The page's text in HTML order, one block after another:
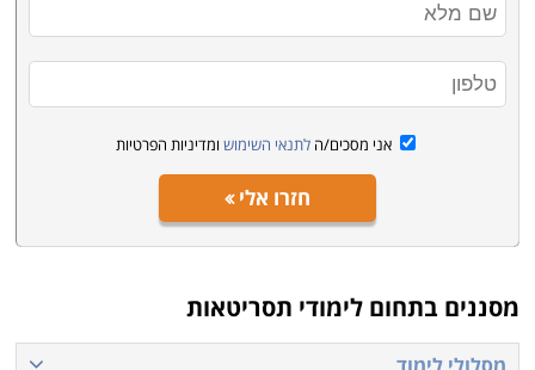
למי זה מתאים
הקורסים מיועדים למי שיודע ואוהב לכתוב, ורוצה לדעת
ולהתמקצע בכתיבת תסריטים. כשרון כתיבה הוא תנאי
הכרחי אך לא מספיק למי שרוצה להיות תסריטאי. לא כל מי
שיודע לכתוב ברכות מחורזות לאירועים או נאומים מרשימים,
יכול להצליח בכתיבה לתחום. עליו ללמוד בכדי להכיר את
הדרישות המיוחדות של כתיבה זו.
התבניות והמיומנויות בכדי שיוכלו לכתוב לקולנוע, לטלוויזיה
ולתיאטרון, לז'אנרים שונים כמו דרמות, סרטים עלילתיים
אני מסכים/ה לתנאי השימוש ומדיניות הפרטיות
חזרו אלי
מסננים בתחום לימודי תסריטאות